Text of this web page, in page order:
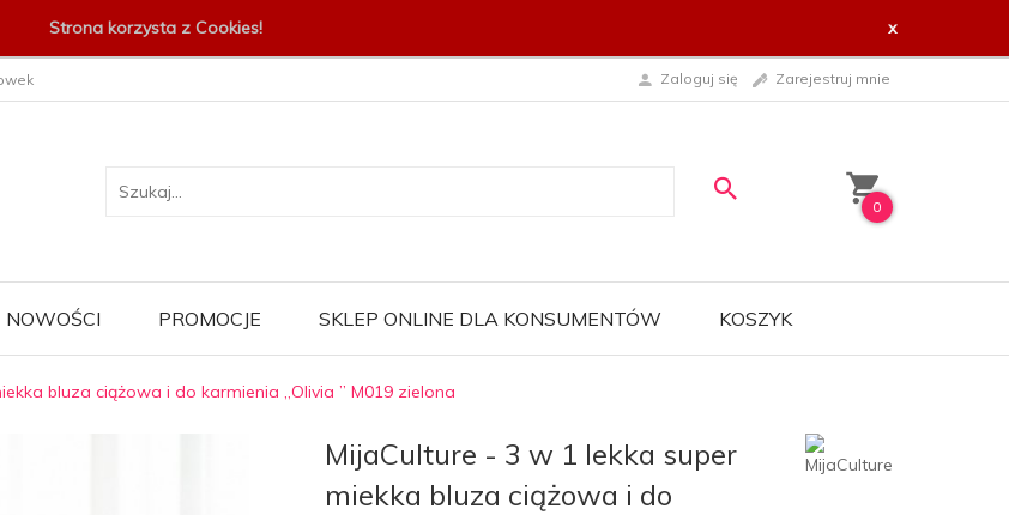
Strona korzysta z Cookies! x
Zaloguj się Zarejestruj mnie
0
NOWOŚCI PROMOCJE SKLEP ONLINE DLA KONSUMENTÓW KOSZYK
bluza ciążowa i do karmienia „Olivia ” M019 zielona
MijaCulture - 3 w 1 lekka super
miekka bluza ciążowa i do